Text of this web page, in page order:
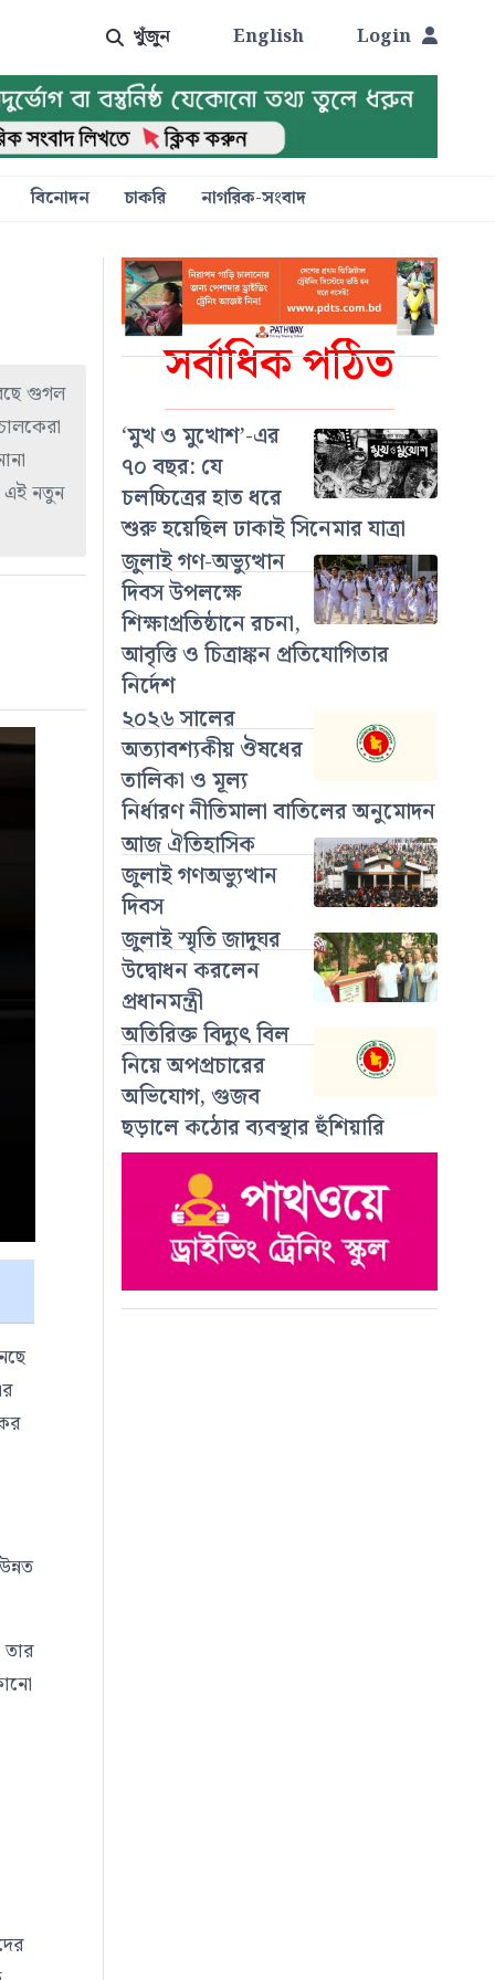
খুঁজুন English Login
বিনোদন চাকরি নাগরিক-সংবাদ
সর্বাধিক পঠিত
‘মুখ ও মুখোশ’-এর
৭০ বছর: যে
চলচ্চিত্রের হাত ধরে
শুরু হয়েছিল ঢাকাই সিনেমার যাত্রা
জুলাই গণ-অভ্যুত্থান
দিবস উপলক্ষে
শিক্ষাপ্রতিষ্ঠানে রচনা,
আবৃত্তি ও চিত্রাঙ্কন প্রতিযোগিতার
নির্দেশ
২০২৬ সালের
অত্যাবশ্যকীয় ঔষধের
তালিকা ও মূল্য
নির্ধারণ নীতিমালা বাতিলের অনুমোদন
আজ ঐতিহাসিক
জুলাই গণঅভ্যুত্থান
দিবস
জুলাই স্মৃতি জাদুঘর
উদ্বোধন করলেন
প্রধানমন্ত্রী
অতিরিক্ত বিদ্যুৎ বিল
নিয়ে অপপ্রচারের
অভিযোগ, গুজব
ছড়ালে কঠোর ব্যবস্থার হুঁশিয়ারি
গুগল
এই নতুন